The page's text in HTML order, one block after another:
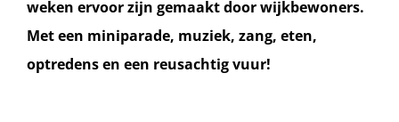
weken ervoor zijn gemaakt door wijkbewoners.
Met een miniparade, muziek, zang, eten,
optredens en een reusachtig vuur!